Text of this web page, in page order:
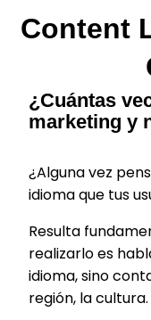
Content
¿Cuántas
marketing y
¿Alguna vez
idioma que tus
Resulta
realizarlo es
idioma, sino
región, la cultura.